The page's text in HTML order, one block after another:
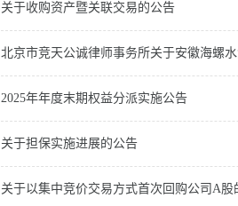
关于收购资产暨关联交易的公告
北京市竞天公诚律师事务所关于安徽海螺
2025年年度末期权益分派实施公告
关于担保实施进展的公告
关于以集中竞价交易方式首次回购公司A股